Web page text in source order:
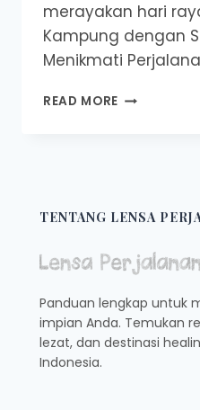
merayakan hari
Kampung dengan
Menikmati
READ MORE 7
DAN
BERMAKNA
TENTANG LENSA
Panduan lengkap untuk
impian Anda. Temukan
lezat, dan destinasi
Indonesia.